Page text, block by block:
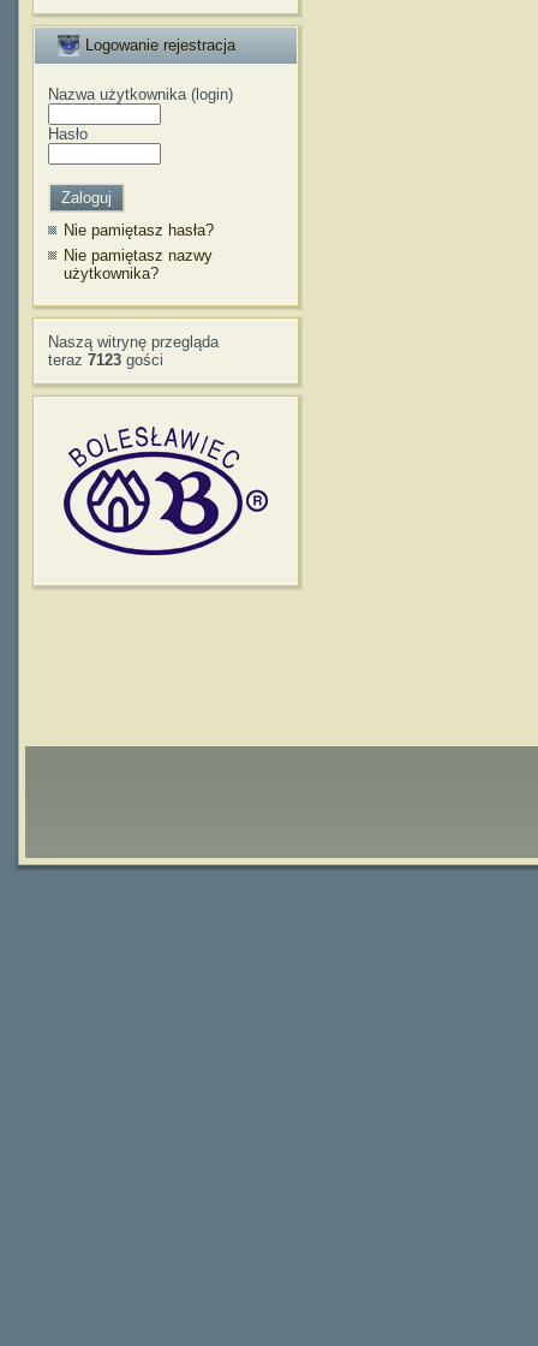
Logowanie rejestracja
Nazwa użytkownika (login)
Hasło
Nie pamiętasz hasła?
Nie pamiętasz nazwy
użytkownika?
Naszą witrynę przegląda
teraz 7123 gości